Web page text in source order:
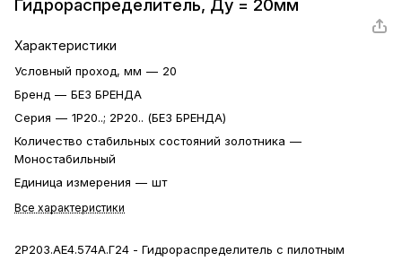
Гидрораспределитель, Ду = 20мм
Характеристики
Условный проход, мм — 20
Бренд — БЕЗ БРЕНДА
Серия — 1Р20..; 2Р20.. (БЕЗ БРЕНДА)
Количество стабильных состояний золотника —
Моностабильный
Единица измерения — шт
Все характеристики
2Р203.АЕ4.574А.Г24 - Гидрораспределитель с пилотным